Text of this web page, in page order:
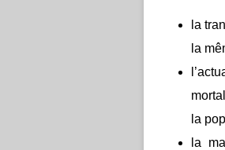
la
la
la
la